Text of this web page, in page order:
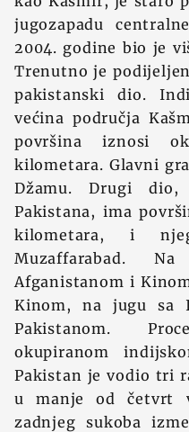
jugozapadu
2004. godine bio je
Trenutno je
pakistanski dio.
većina područja
površina iznosi
kilometara. Glavni
Džamu. Drugi
Pakistana, ima
kilometara, i
Muzaffarabad.
Afganistanom i
Kinom, na jugu sa
Pakistanom.
okupiranom
Pakistan je vodio tri
u manje od četvrt
zadnjeg sukoba